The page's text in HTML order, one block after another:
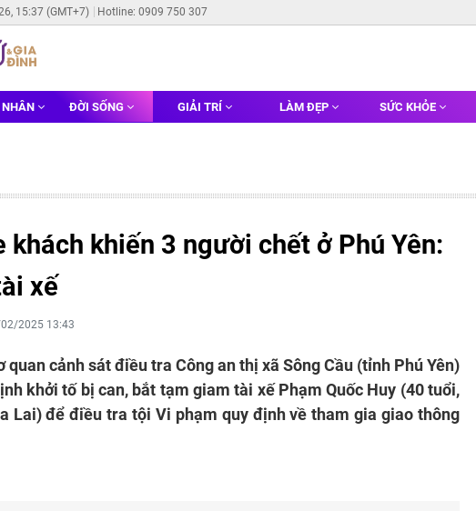
15:37 (GMT+7) Hotline: 0909 750 307
NHÂN ĐỜI SỐNG GIẢI TRÍ LÀM ĐẸP SỨC KHỎE
khách khiến 3 người chết ở Phú Yên:
xế
2025 13:43
quan cảnh sát điều tra Công an thị xã Sông Cầu (tỉnh Phú Yên)
khởi tố bị can, bắt tạm giam tài xế Phạm Quốc Huy (40 tuổi,
Lai) để điều tra tội Vi phạm quy định về tham gia giao thông